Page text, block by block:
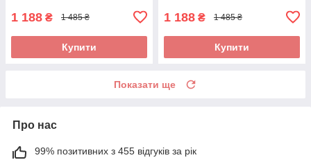
1 188 ₴ 1 485 ₴
Купити
1 188 ₴ 1 485 ₴
Купити
Показати ще
Про нас
99% позитивних з 455 відгуків за рік